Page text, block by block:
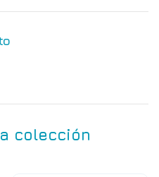
colección